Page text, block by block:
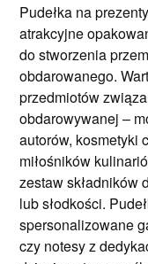
Pudełka na
atrakcyjne
do stworzenia
obdarowanego.
przedmiotów
obdarowywanej –
autorów, kosmetyki
miłośników
zestaw składników
lub słodkości.
spersonalizowane
czy notesy z